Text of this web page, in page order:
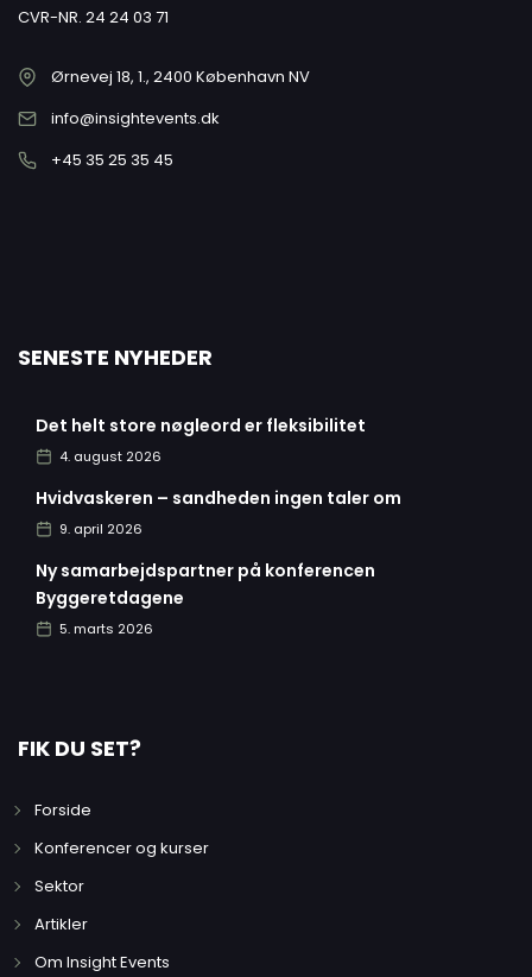
CVR-NR. 24 24 03 71
Ørnevej 18, 1., 2400 København NV
info@insightevents.dk
+45 35 25 35 45
SENESTE NYHEDER
Det helt store nøgleord er fleksibilitet
4. august 2026
Hvidvaskeren – sandheden ingen taler om
9. april 2026
Ny samarbejdspartner på konferencen
Byggeretdagene
5. marts 2026
FIK DU SET?
Forside
Konferencer og kurser
Sektor
Artikler
Om Insight Events